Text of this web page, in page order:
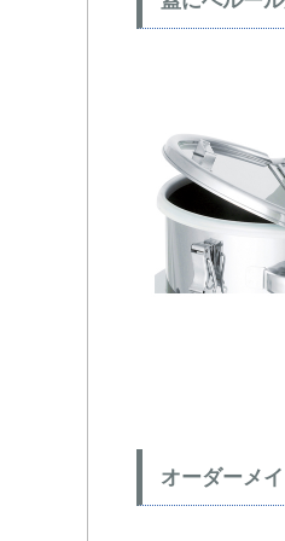
オーダーメ